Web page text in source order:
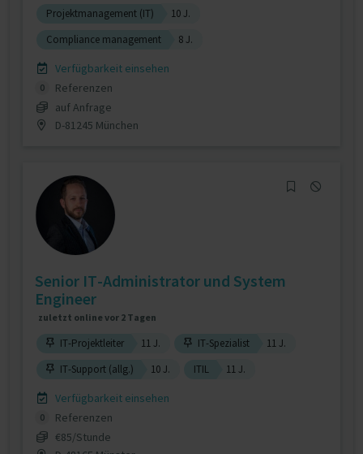
Projektmanagement (IT)
10 J.
Compliance management
8 J.
Verfügbarkeit einsehen
0
Referenzen
auf Anfrage
D-81245 München
Senior IT-Administrator und System
Engineer
zuletzt online vor 2 Tagen
IT-Projektleiter 11 J. IT-Spezialist
11 J.
IT-Support (allg.)
10 J. ITIL 11 J.
Verfügbarkeit einsehen
0
Referenzen
€85/Stunde